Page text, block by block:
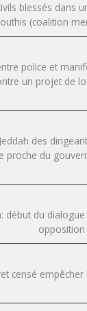
blessés dans
(coalition
police et
un projet de
des
proche du
début du
opposition
censé